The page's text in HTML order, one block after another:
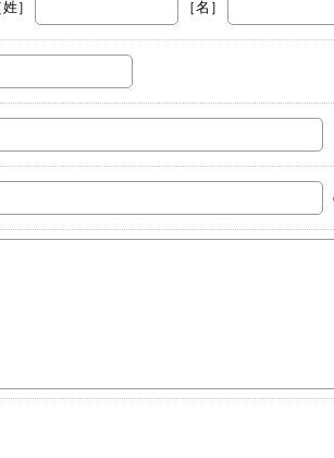
姓］
［名］